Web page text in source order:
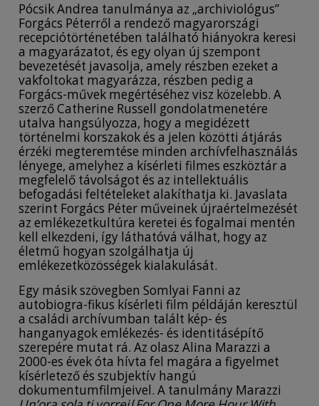
Pócsik Andrea tanulmánya az „archiviológus”
Forgács Péterről a rendező magyarországi
recepciótörténetében található hiányokra keresi
a magyarázatot, és egy olyan új szempont
bevezetését javasolja, amely részben ezeket a
vakfoltokat magyarázza, részben pedig a
Forgács-művek megértéséhez visz közelebb. A
szerző Catherine Russell gondolatmenetére
utalva hangsúlyozza, hogy a megidézett
történelmi korszakok és a jelen közötti átjárás
érzéki megteremtése minden archívfelhasználás
lényege, amelyhez a kísérleti filmes eszköztár a
megfelelő távolságot és az intellektuális
befogadási feltételeket alakíthatja ki. Javaslata
szerint Forgács Péter műveinek újraértelmezését
az emlékezetkultúra keretei és fogalmai mentén
kell elkezdeni, így láthatóvá válhat, hogy az
életmű hogyan szolgálhatja új
emlékezetközösségek kialakulását.
Egy másik szövegben Somlyai Fanni az
autobiogra-fikus kísérleti film példáján keresztül
a családi archívumban talált kép- és
hanganyagok emlékezés- és identitásépítő
szerepére mutat rá. Az olasz Alina Marazzi a
2000-es évek óta hívta fel magára a figyelmet
kísérletező és szubjektív hangú
dokumentumfilmjeivel. A tanulmány Marazzi